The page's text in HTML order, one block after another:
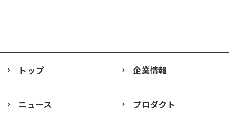
トップ 企業情報
ニュース プロダクト